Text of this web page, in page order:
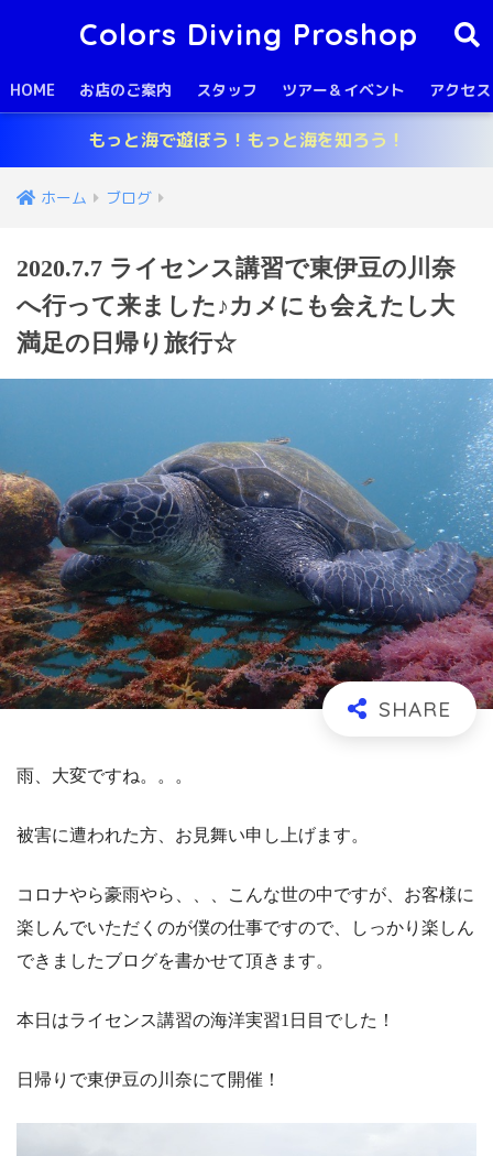
Colors Diving Proshop
HOME お店のご案内 スタッフ ツアー＆イベント アクセス
もっと海で遊ぼう！もっと海を知ろう！
ホーム ブログ
2020.7.7 ライセンス講習で東伊豆の川奈
へ行って来ました♪カメにも会えたし大
満足の日帰り旅行☆
雨、大変ですね。。。
被害に遭われた方、お見舞い申し上げます。
コロナやら豪雨やら、、、こんな世の中ですが、お客様に
楽しんでいただくのが僕の仕事ですので、しっかり楽しん
できましたブログを書かせて頂きます。
本日はライセンス講習の海洋実習1日目でした！
日帰りで東伊豆の川奈にて開催！